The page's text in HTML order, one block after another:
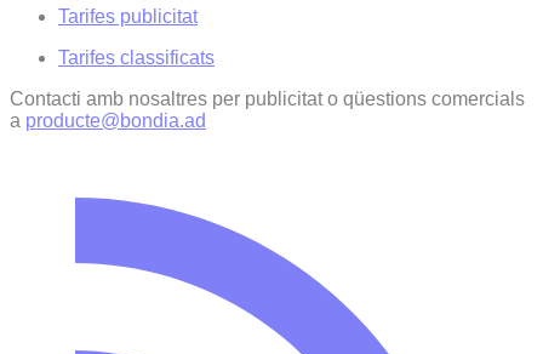
Tarifes publicitat
Tarifes classificats
Contacti amb nosaltres per publicitat o qüestions comercials
a producte@bondia.ad